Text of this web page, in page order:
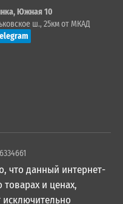
Южная 10
ш., 25км от МКАД
что данный интернет-
и ценах,
исключительно